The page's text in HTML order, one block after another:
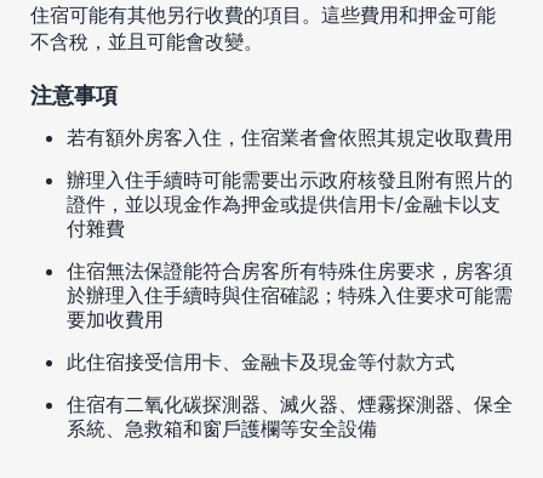
住宿可能有其他另行收費的項目。這些費用和押金可能
不含稅，並且可能會改變。
注意事項
若有額外房客入住，住宿業者會依照其規定收取費用
辦理入住手續時可能需要出示政府核發且附有照片的
證件，並以現金作為押金或提供信用卡/金融卡以支
付雜費
住宿無法保證能符合房客所有特殊住房要求，房客須
於辦理入住手續時與住宿確認；特殊入住要求可能需
要加收費用
此住宿接受信用卡、金融卡及現金等付款方式
住宿有二氧化碳探測器、滅火器、煙霧探測器、保全
系統、急救箱和窗戶護欄等安全設備